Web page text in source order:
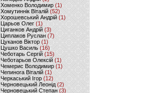
Хоменко Володимир (1)
Хомутиннік Віталій (52)
Хорошевський Андрій (1)
Царьов Олег (1)
Циганков Андрій (3)
Циплаков Руслан(7)
Цуканов Віктор (1)
Цушко Василь (16)
Чеботарь Сергій (15)
Чеботарьов Олексій (1)
Чемерис Володимир (1)
Чепинога Віталій (1)
Черкаський Ігор (12)
Черновецький Леонід(2)
Черновецький Степан (3)